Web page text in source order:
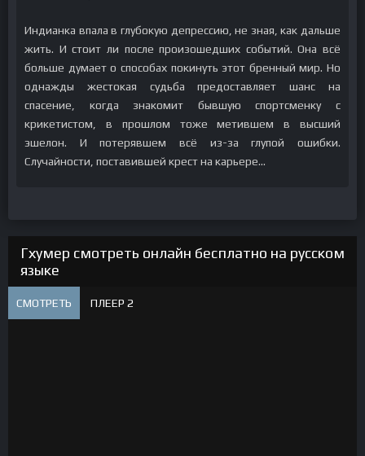
Индианка впала в глубокую депрессию, не зная, как дальше
жить. И стоит ли после произошедших событий. Она всё
больше думает о способах покинуть этот бренный мир. Но
однажды жестокая судьба предоставляет шанс на
спасение, когда знакомит бывшую спортсменку с
крикетистом, в прошлом тоже метившем в высший
эшелон. И потерявшем всё из-за глупой ошибки.
Случайности, поставившей крест на карьере…
Гхумер смотреть онлайн бесплатно на русском
языке
СМОТРЕТЬ ПЛЕЕР 2